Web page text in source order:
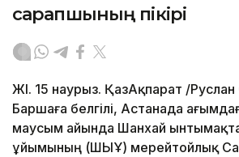
сарапшының пікірі
ЖІҢ. 15 наурыз. ҚазАқпарат /
Баршаға белгілі, Астанада
маусым айында Шанхай
ұйымының (ШЫҰ) мерейтойлық